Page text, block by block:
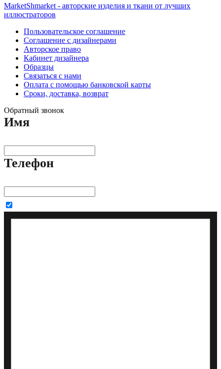
MarketShmarket - авторские изделия и ткани от лучших
иллюстраторов
Пользовательское соглашение
Соглашение с дизайнерами
Авторское право
Кабинет дизайнера
Образцы
Связаться с нами
Оплата с помощью банковской карты
Сроки, доставка, возврат
Обратный звонок
Имя
Телефон